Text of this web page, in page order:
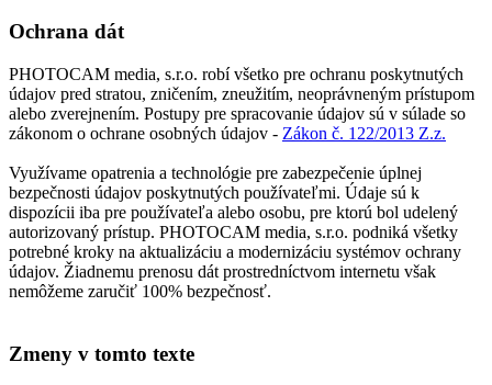
Ochrana dát
PHOTOCAM media, s.r.o. robí všetko pre ochranu poskytnutých
údajov pred stratou, zničením, zneužitím, neoprávneným prístupom
alebo zverejnením. Postupy pre spracovanie údajov sú v súlade so
zákonom o ochrane osobných údajov - Zákon č. 122/2013 Z.z.
Využívame opatrenia a technológie pre zabezpečenie úplnej
bezpečnosti údajov poskytnutých používateľmi. Údaje sú k
dispozícii iba pre používateľa alebo osobu, pre ktorú bol udelený
autorizovaný prístup. PHOTOCAM media, s.r.o. podniká všetky
potrebné kroky na aktualizáciu a modernizáciu systémov ochrany
údajov. Žiadnemu prenosu dát prostredníctvom internetu však
nemôžeme zaručiť 100% bezpečnosť.
Zmeny v tomto texte